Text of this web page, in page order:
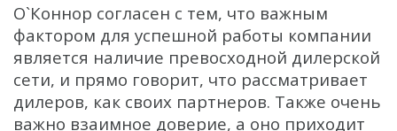
О`Коннор согласен с тем, что важным
фактором для успешной работы компании
является наличие превосходной дилерской
сети, и прямо говорит, что рассматривает
дилеров, как своих партнеров. Также очень
важно взаимное доверие, а оно приходит